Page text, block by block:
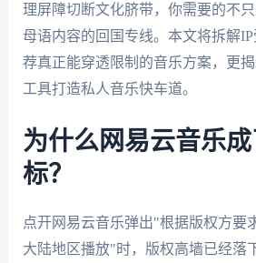
理屏障切断文化脐带，你需要的不
母语内容的回国专线。本文将拆解
荐真正能穿透限制的音乐方案，更
工具打造私人音乐快车道。
为什么网易云音乐
标？
点开网易云音乐弹出"根据版权方要
大陆地区播放"时，版权高墙已经落